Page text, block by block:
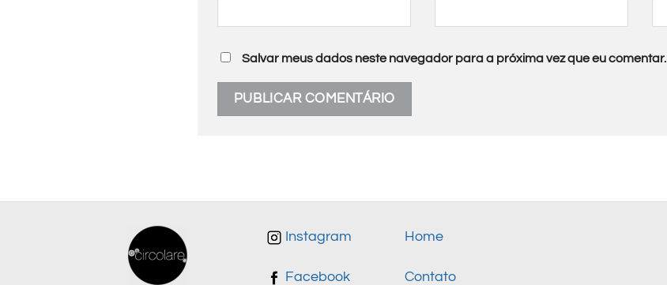
Salvar meus dados neste navegador para a próxima vez que eu comentar.
Instagram
Facebook
Home
Contato